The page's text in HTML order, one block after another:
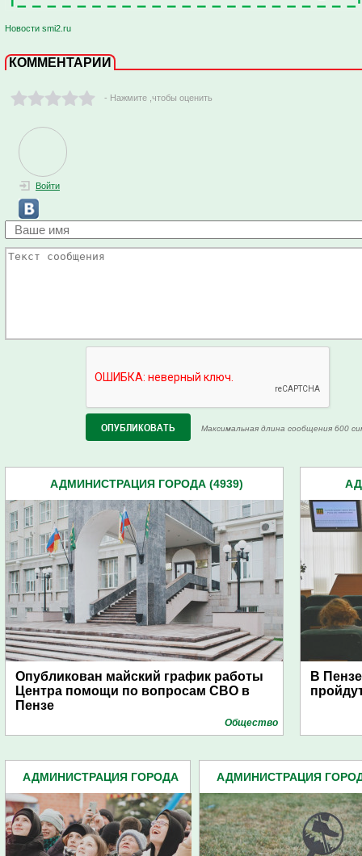
Новости smi2.ru
КОММЕНТАРИИ
- Нажмите ,чтобы оценить
Войти
Максимальная длина сообщения 600
АДМИНИСТРАЦИЯ ГОРОДА (4939)
Опубликован майский график работы
Центра помощи по вопросам СВО в
Пензе
Общество
В
АДМИНИСТРАЦИЯ ГОРОДА
АДМИНИСТРАЦИЯ